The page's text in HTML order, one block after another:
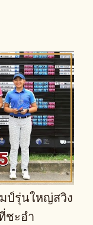
ป​์รุ่นใหญ่สวิง
ชะอำ